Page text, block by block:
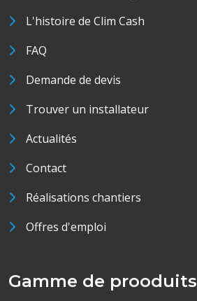
L'histoire de Clim Cash
FAQ
Demande de devis
Trouver un installateur
Actualités
Contact
Réalisations chantiers
Offres d'emploi
Gamme de prooduits